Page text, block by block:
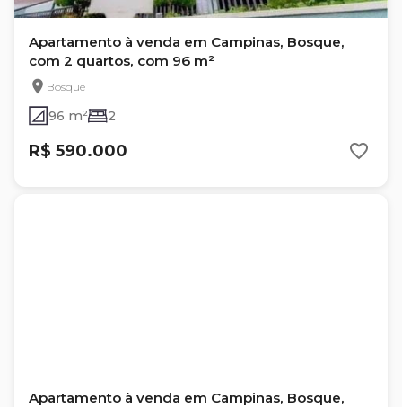
Apartamento à venda em Campinas, Bosque,
com 2 quartos, com 96 m²
Bosque
96 m² 2
R$ 590.000
Apartamento à venda em Campinas, Bosque,